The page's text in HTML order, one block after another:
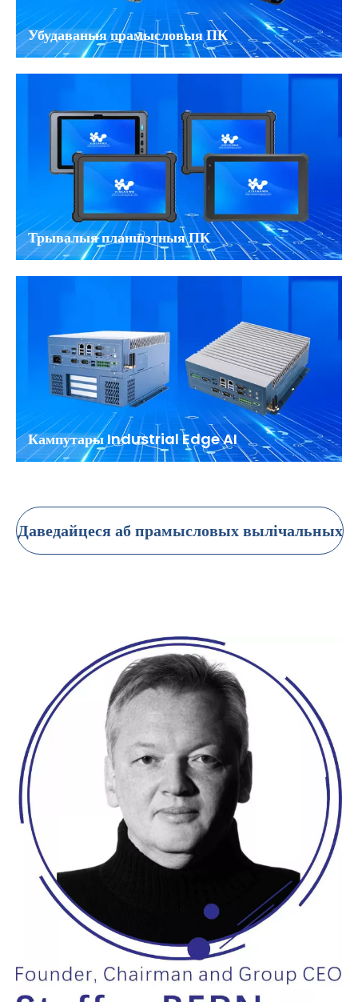
Убудаваныя прамысловыя ПК
Трывалыя планшэтныя ПК
Кампутары Industrial Edge AI
Даведайцеся аб прамысловых вылічальных